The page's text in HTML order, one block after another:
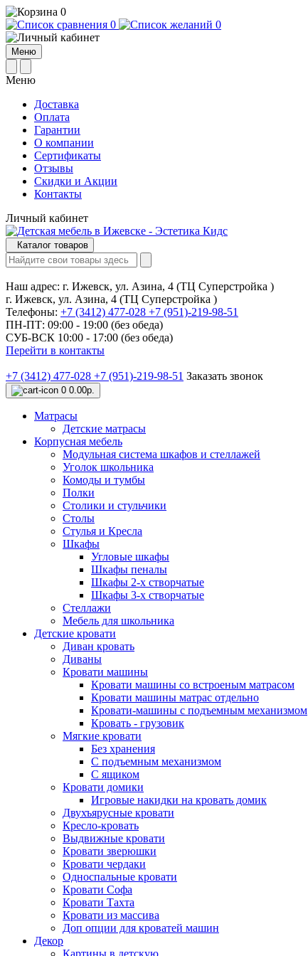
0
0
0
Меню
Меню
Доставка
Оплата
Гарантии
О компании
Сертификаты
Отзывы
Cкидки и Акции
Контакты
Личный кабинет
Каталог товаров
Наш адрес: г. Ижевск, ул. Азина, 4 (ТЦ Суперстройка )
г. Ижевск, ул. Азина, 4 (ТЦ Суперстройка )
Телефоны: +7 (3412) 477-028 +7 (951)-219-98-51
ПН-ПТ: 09:00 - 19:00 (без обеда)
СУБ-ВСК 10:00 - 17:00 (без обеда)
Перейти в контакты
+7 (3412) 477-028 +7 (951)-219-98-51 Заказать звонок
0 0.00р.
Матрасы
Детские матрасы
Корпусная мебель
Модульная система шкафов и стеллажей
Уголок школьника
Комоды и тумбы
Полки
Столики и стульчики
Столы
Стулья и Кресла
Шкафы
Угловые шкафы
Шкафы пеналы
Шкафы 2-х створчатые
Шкафы 3-х створчатые
Стеллажи
Мебель для школьника
Детские кровати
Диван кровать
Диваны
Кровати машины
Кровати машины со встроеным матрасом
Кровати машины матрас отдельно
Кровати-машины с подъемным механизмом
Кровать - грузовик
Мягкие кровати
Без хранения
С подъемным механизмом
С ящиком
Кровати домики
Игровые накидки на кровать домик
Двухъярусные кровати
Кресло-кровать
Выдвижные кровати
Кровати зверюшки
Кровати чердаки
Односпальные кровати
Кровати Софа
Кровати Тахта
Кровати из массива
Доп опции для кроватей машин
Декор
Картины в детскую